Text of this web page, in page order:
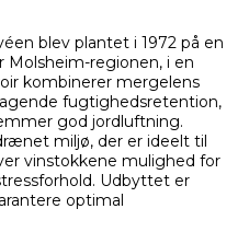
blev plantet i 1972 på en
Molsheim-regionen, i en
kombinerer mergelens
fugtighedsretention,
god jordluftning.
miljø, der er ideelt til
vinstokkene mulighed for
Udbyttet er
optimal